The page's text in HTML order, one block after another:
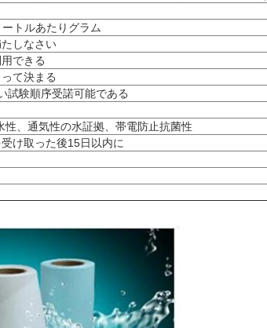
トルあたりグラム
しなさい
できる
て決まる
試験順序受諾可能である
性、通気性の水証拠、帯電防止抗菌性
け取った後15日以内に